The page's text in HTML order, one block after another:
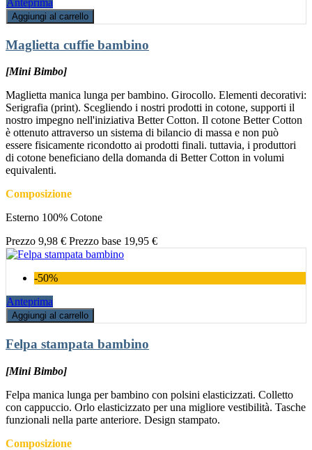
Anteprima
Aggiungi al carrello
Maglietta cuffie bambino
[Mini Bimbo]
Maglietta manica lunga per bambino. Girocollo. Elementi decorativi:
Serigrafia (print). Scegliendo i nostri prodotti in cotone, supporti il
nostro impegno nell'iniziativa Better Cotton. Il cotone Better Cotton
è ottenuto attraverso un sistema di bilancio di massa e non può
essere fisicamente ricondotto ai prodotti finali. tuttavia, i produttori
di cotone beneficiano della domanda di Better Cotton in volumi
equivalenti.
Composizione
Esterno 100% Cotone
Prezzo 9,98 € Prezzo base 19,95 €
-50%
Anteprima
Aggiungi al carrello
Felpa stampata bambino
[Mini Bimbo]
Felpa manica lunga per bambino con polsini elasticizzati. Colletto
con cappuccio. Orlo elasticizzato per una migliore vestibilità. Tasche
funzionali nella parte anteriore. Design stampato.
Composizione